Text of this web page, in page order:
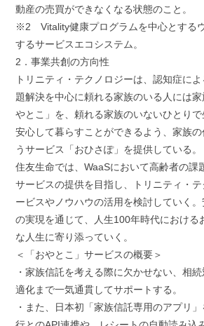
動産の売買ができなくなる状態のこと。
※2 Vitality健康プログラムを中心とする
するサービスエコシステム。
2．事業共創の方向性
トリニティ・テクノロジーは、認知症に
題解決を中心に頼れる家族のいる人には
やとこ」を、頼れる家族のいないひとり
安心して暮らすことができるよう、家族
うサービス「おひさぽ」を提供している。
住友生命では、WaaSにおいて高齢者の課
サービスの提供を目指し、トリニティ・
ービスやノウハウの活用を検討していく
の実現を通じて、人生100年時代における
な人生に寄り添っていく。
＜「おやとこ」サービスの概要＞
・家族信託を考える際に欠かせない、相
適化まで一気通貫してサポートする。
・また、日本初「家族信託専用のアプリ